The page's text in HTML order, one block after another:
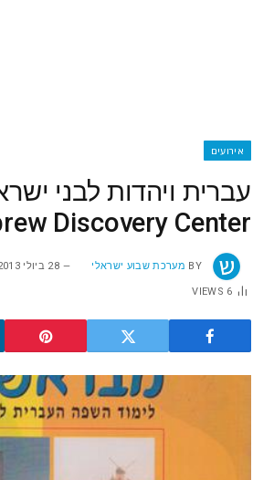
אירועים
עברית ויהדות לבני
Discovery Center
BY מערכת שבוע ישראלי 28 ביולי 2013
6
VIEWS